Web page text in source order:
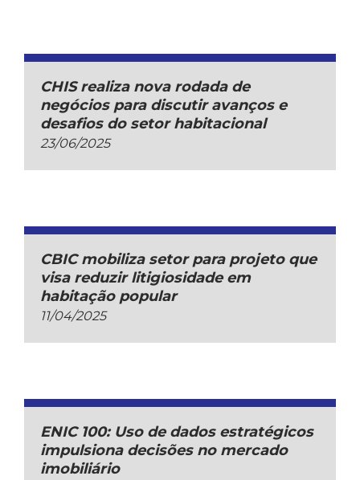
CHIS realiza nova rodada de
negócios para discutir avanços e
desafios do setor habitacional
23/06/2025
CBIC mobiliza setor para projeto que
visa reduzir litigiosidade em
habitação popular
11/04/2025
ENIC 100: Uso de dados estratégicos
impulsiona decisões no mercado
imobiliário